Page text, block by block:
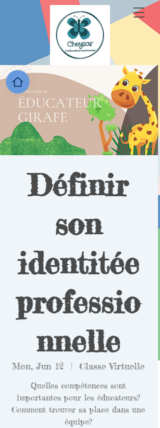
Définir
son
identitée
professio
nnelle
Mon, Jun 12
  |
Classe Virtuelle
Quelles compétences sont
importantes pour les éducateurs?
Comment trouver sa place dans une
équipe?